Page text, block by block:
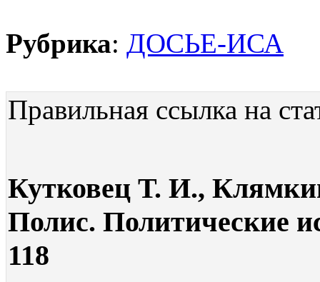
Рубрика: ДОСЬЕ-ИСА
Правильная ссылка на
Кутковец Т. И.,
Полис. Политические
118